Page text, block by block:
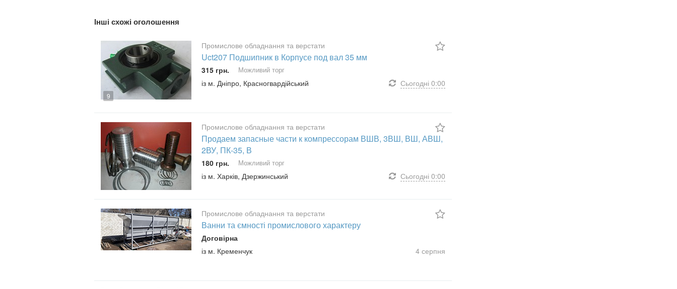
Інші схожі оголошення
9
Промислове обладнання та верстати
Uct207 Подшипник в Корпусе под вал 35 мм
315 грн. Можливий торг
із м. Дніпро, Красногвардійський Сьогодні 0:00
Промислове обладнання та верстати
Продаем запасные части к компрессорам ВШВ, 3ВШ, ВШ, АВШ,
2ВУ, ПК-35, В
180 грн. Можливий торг
із м. Харків, Дзержинський Сьогодні 0:00
Промислове обладнання та верстати
Ванни та ємності промислового характеру
Договірна
із м. Кременчук
4 серпня